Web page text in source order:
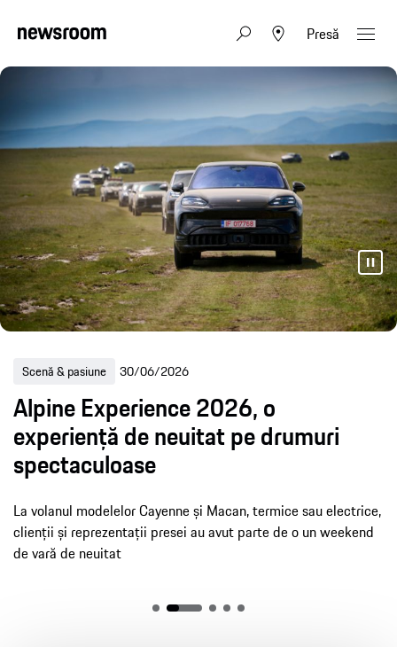
Presă
Scenă & pasiune 30/06/2026
Alpine Experience 2026, o
experiență de neuitat pe drumuri
spectaculoase
La volanul modelelor Cayenne și Macan, termice sau electrice,
clienții și reprezentații presei au avut parte de o un weekend
de vară de neuitat